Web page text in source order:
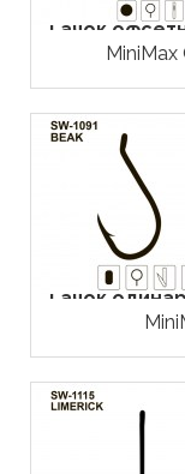
Гачок
Гачок